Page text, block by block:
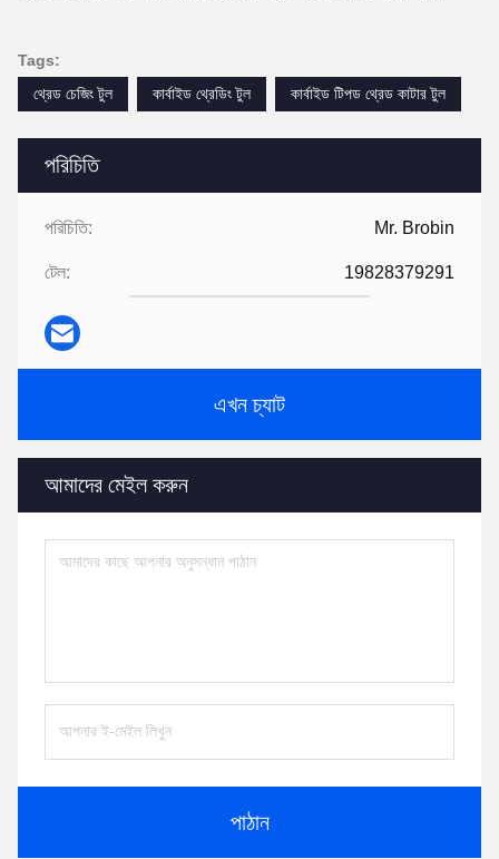
পরিচিতি
পরিচিতি: Mr. Brobin
টেল: 19828379291
এখন চ্যাট
আমাদের মেইল করুন
পাঠান
Tags:
থ্রেড চেজিং টুল
কার্বাইড থ্রেডিং টুল কার্বাইড টিপড থ্রেড কাটার টুল